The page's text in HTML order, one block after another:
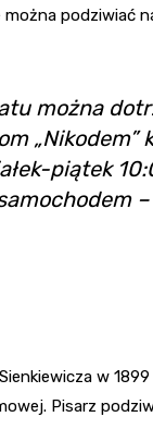
podziwiać
można
„Nikodem”
piątek
w
Pisarz